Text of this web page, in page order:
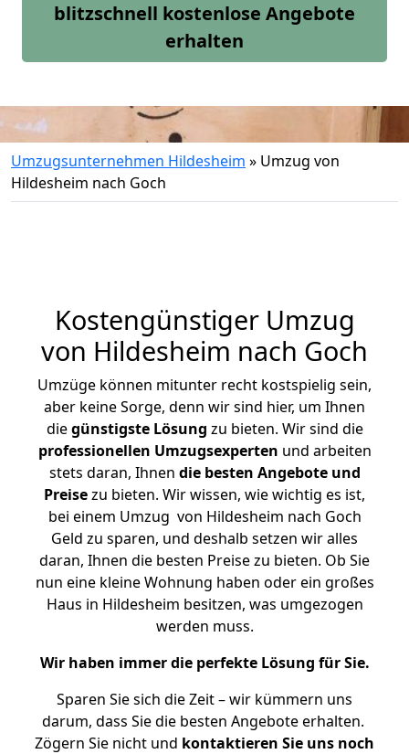
blitzschnell kostenlose Angebote
erhalten
Umzugsunternehmen Hildesheim » Umzug von
Hildesheim nach Goch
Kostengünstiger Umzug
von Hildesheim nach Goch
Umzüge können mitunter recht kostspielig sein,
aber keine Sorge, denn wir sind hier, um Ihnen
diegünstigste Lösung zu bieten. Wir sind die
professionellen Umzugsexperten und arbeiten
stets daran, Ihnen die besten Angebote und
Preisezu bieten. Wir wissen, wie wichtig es ist,
bei einem Umzug von Hildesheim nach Goch
Geld zu sparen, und deshalb setzen wir alles
daran, Ihnen die besten Preise zu bieten. Ob Sie
nun eine kleine Wohnung haben oder ein großes
Haus in Hildesheim besitzen, was umgezogen
werden muss.
Wir haben immer die perfekte Lösung für Sie.
Sparen Sie sich die Zeit – wir kümmern uns
darum, dass Sie die besten Angebote erhalten.
Zögern Sie nicht und kontaktieren Sie uns noch